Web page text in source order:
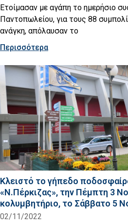
Ετοίμασαν με αγάπη το ημερήσιο
Παντοπωλείου, για τους 88
ανάγκη, απόλαυσαν το
Περισσότερα
Κλειστό το γήπεδο
«Ν.Πέρκιζας», την Πέμπτη 3
κολυμβητήριο, το Σάββατο 5
02/11/2022